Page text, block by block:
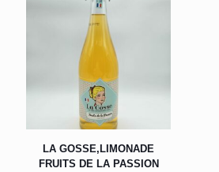
LA GOSSE,LIMONADE
FRUITS DE LA PASSION